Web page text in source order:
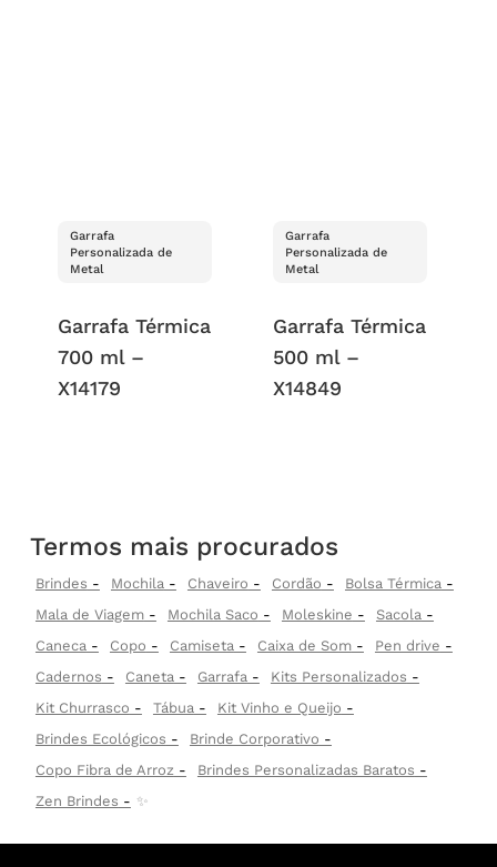
Garrafa
Personalizada de
Metal
Garrafa Térmica
700 ml –
X14179
Garrafa
Personalizada de
Metal
Garrafa Térmica
500 ml –
X14849
Termos mais procurados
Brindes Mochila Chaveiro Cordão
Bolsa Térmica
Mala de Viagem
Mochila Saco Moleskine
Sacola
Caneca
Copo Camiseta Caixa de Som
Pen drive
Cadernos
Caneta Garrafa
Kits Personalizados
Kit Churrasco
Tábua
Kit Vinho e Queijo
Brindes Ecológicos
Brinde Corporativo
Copo Fibra de Arroz
Brindes Personalizadas Baratos
Zen Brindes
✨